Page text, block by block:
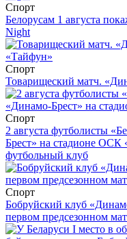
Спорт
Белорусам 1 августа
Night
Спорт
Товарищеский матч.
Спорт
2 августа футболисты
Брест» на стадионе ОСК
футбольный клуб
Спорт
Бобруйский клуб
первом предсезонном